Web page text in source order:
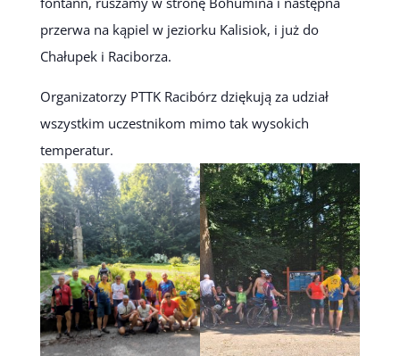
przerwa na kąpiel w jeziorku Kalisiok, i już do
Chałupek i Raciborza.
Organizatorzy PTTK Racibórz dziękują za udział
wszystkim uczestnikom mimo tak wysokich
temperatur.